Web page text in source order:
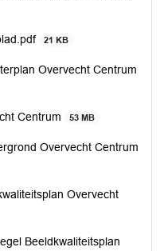
21 KB
Overvecht Centrum
Centrum 53 MB
Overvecht Centrum
Overvecht
Beeldkwaliteitsplan